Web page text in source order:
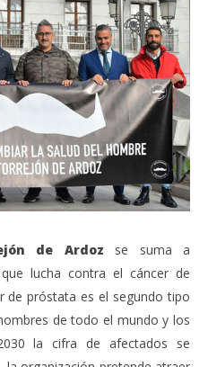
de Ardoz se suma a
lucha contra el cáncer de
de próstata es el segundo tipo
de todo el mundo y los
la cifra de afectados se